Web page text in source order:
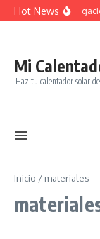
Saltar al contenido
Hot News
Mi
Haz tu calentador solar
Inicio / materiales